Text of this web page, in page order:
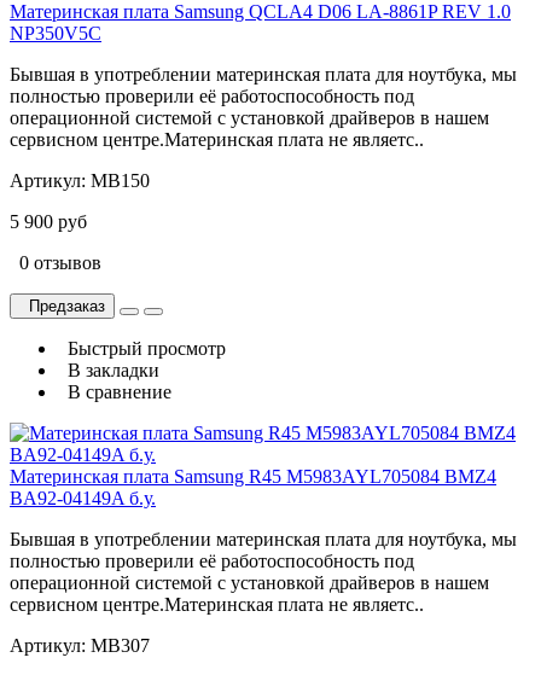
Материнская плата Samsung QCLA4 D06 LA-8861P REV 1.0
NP350V5C
Бывшая в употреблении материнская плата для ноутбука, мы
полностью проверили её работоспособность под
операционной системой с установкой драйверов в нашем
сервисном центре.Материнская плата не являетс..
Артикул: MB150
5 900 руб
0 отзывов
Предзаказ
Быстрый просмотр
В закладки
В сравнение
Материнская плата Samsung R45 M5983AYL705084 BMZ4
BA92-04149A б.у.
Бывшая в употреблении материнская плата для ноутбука, мы
полностью проверили её работоспособность под
операционной системой с установкой драйверов в нашем
сервисном центре.Материнская плата не являетс..
Артикул: MB307